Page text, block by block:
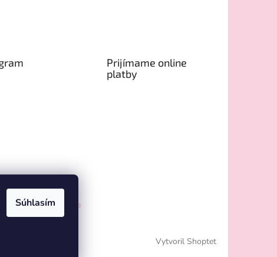
Súhlasím
na Instagrame
Prijímame online
platby
Vytvoril Shoptet